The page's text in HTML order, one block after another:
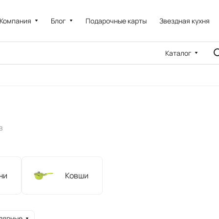
Компания Блог Подарочные карты Звездная кухня
Каталог
Ковши